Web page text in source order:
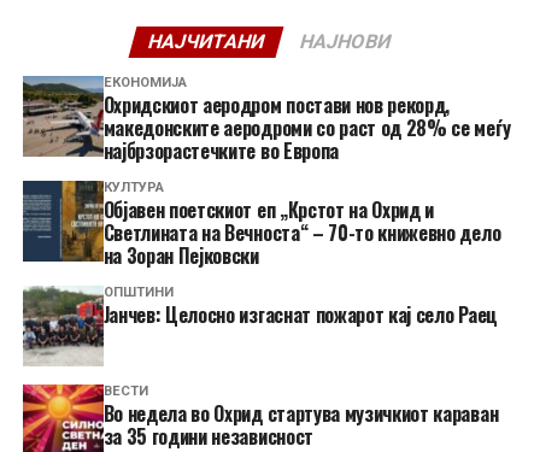
НАЈЧИТАНИ НАЈНОВИ
ЕКОНОМИЈА
Охридскиот аеродром постави нов рекорд,
македонските аеродроми со раст од 28% се меѓу
најбрзорастечките во Европа
КУЛТУРА
Објавен поетскиот еп „Крстот на Охрид и
Светлината на Вечноста“ – 70-то книжевно дело
на Зоран Пејковски
ОПШТИНИ
Јанчев: Целосно изгаснат пожарот кај село Раец
ВЕСТИ
Во недела во Охрид стартува музичкиот караван
за 35 години независност